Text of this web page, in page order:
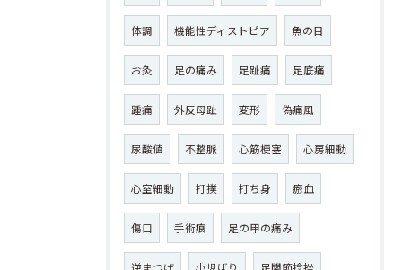
体調 機能性ディストピア 魚の目
お灸 足の痛み 足趾痛 足底痛
踵痛 外反母趾 変形 偽痛風
尿酸値 不整脈 心筋梗塞 心房細動
心室細動 打撲 打ち身 瘀血
傷口 手術痕 足の甲の痛み